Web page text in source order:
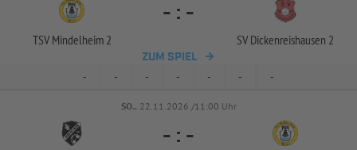
TSV Mindelheim 2
- : -
SV Dickenreishausen 2
ZUM SPIEL
- - - - - - -
SO.. 22.11.2026 /11:00 Uhr
- : -